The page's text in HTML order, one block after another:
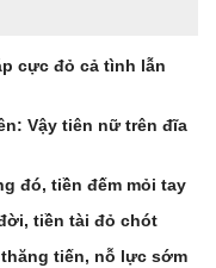
cực đỏ cả tình lẫn
Vậy tiên nữ trên đĩa
đó, tiền đếm mỏi tay
tiền tài đỏ chót
tiến, nỗ lực sớm